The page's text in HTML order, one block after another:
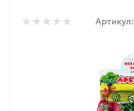
Артикул: